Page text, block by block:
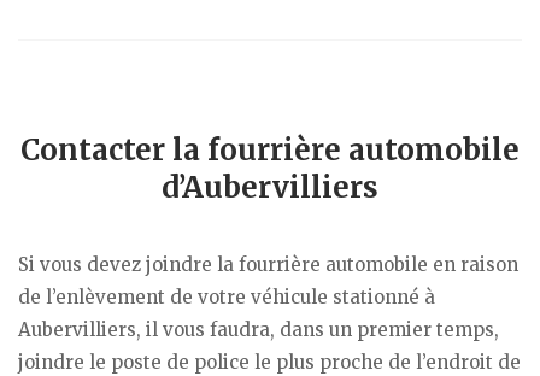
Contacter la fourrière automobile
d’Aubervilliers
Si vous devez joindre la fourrière automobile en raison
de l’enlèvement de votre véhicule stationné à
Aubervilliers, il vous faudra, dans un premier temps,
joindre le poste de police le plus proche de l’endroit de